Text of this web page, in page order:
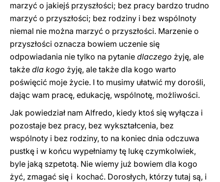
marzyć o jakiejś przyszłości; bez pracy bardzo trudno
marzyć o przyszłości; bez rodziny i bez wspólnoty
niemal nie można marzyć o przyszłości. Marzenie o
przyszłości oznacza bowiem uczenie się
odpowiadania nie tylko na pytanie dlaczego żyję, ale
także dla kogo żyję, ale także dla kogo warto
poświęcić moje życie. I to musimy ułatwić my dorośli,
dając wam pracę, edukację, wspólnotę, możliwości.
Jak powiedział nam Alfredo, kiedy ktoś się wyłącza i
pozostaje bez pracy, bez wykształcenia, bez
wspólnoty i bez rodziny, to na koniec dnia odczuwa
pustkę i w końcu wypełniamy tę lukę czymkolwiek,
byle jaką szpetotą. Nie wiemy już bowiem dla kogo
żyć, zmagać się i kochać. Dorosłych, którzy tutaj są, i